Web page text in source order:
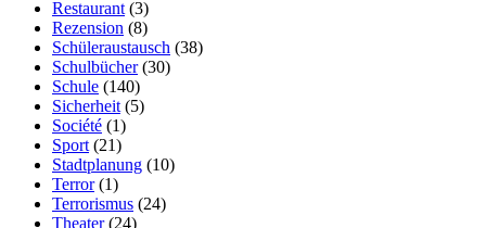
Restaurant (3)
Rezension (8)
Schüleraustausch (38)
Schulbücher(30)
Schule (140)
Sicherheit (5)
Société (1)
Sport (21)
Stadtplanung (10)
Terror(1)
Terrorismus (24)
Theater(24)